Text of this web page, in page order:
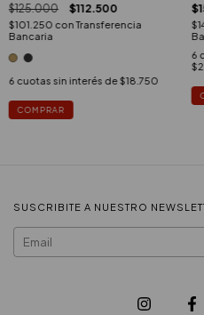
$125.000 $112.500
$101.250 con Transferencia
Bancaria
6 cuotas sin interés de$18.750
COMPRAR
6
SUSCRIBITE A NUESTRO